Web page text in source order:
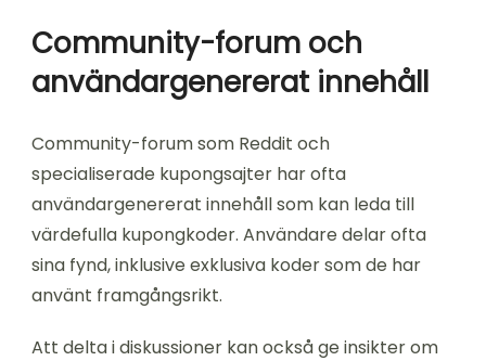
Community-forum och
användargenererat innehåll
Community-forum som Reddit och
specialiserade kupongsajter har ofta
användargenererat innehåll som kan leda till
värdefulla kupongkoder. Användare delar ofta
sina fynd, inklusive exklusiva koder som de har
använt framgångsrikt.
Att delta i diskussioner kan också ge insikter om